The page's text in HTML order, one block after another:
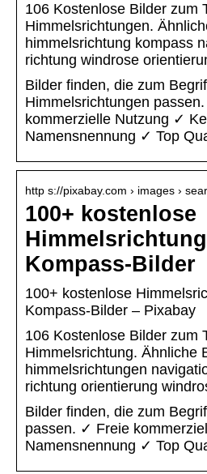
106 Kostenlose Bilder zum
Himmelsrichtungen.
himmelsrichtung kompass
richtung windrose
Bilder finden, die zum
Himmelsrichtungen
kommerzielle Nutzung ✓
Namensnennung ✓ Top
http s://pixabay.com › images ›
100+ kostenlose
Kompass-Bilder
100+ kostenlose
Kompass-Bilder – Pixabay
106 Kostenlose Bilder zum
Himmelsrichtung. Ähnliche
himmelsrichtungen
richtung orientierung
Bilder finden, die zum
passen. ✓ Freie
Namensnennung ✓ Top